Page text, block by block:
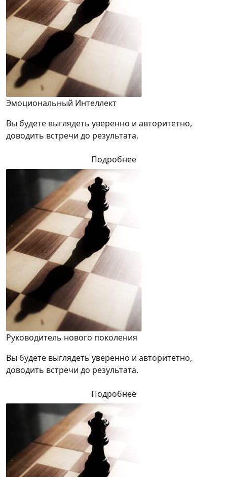
Эмоциональный Интеллект
Вы будете выглядеть уверенно и авторитетно,
доводить встречи до результата.
Подробнее
Руководитель нового поколения
Вы будете выглядеть уверенно и авторитетно,
доводить встречи до результата.
Подробнее